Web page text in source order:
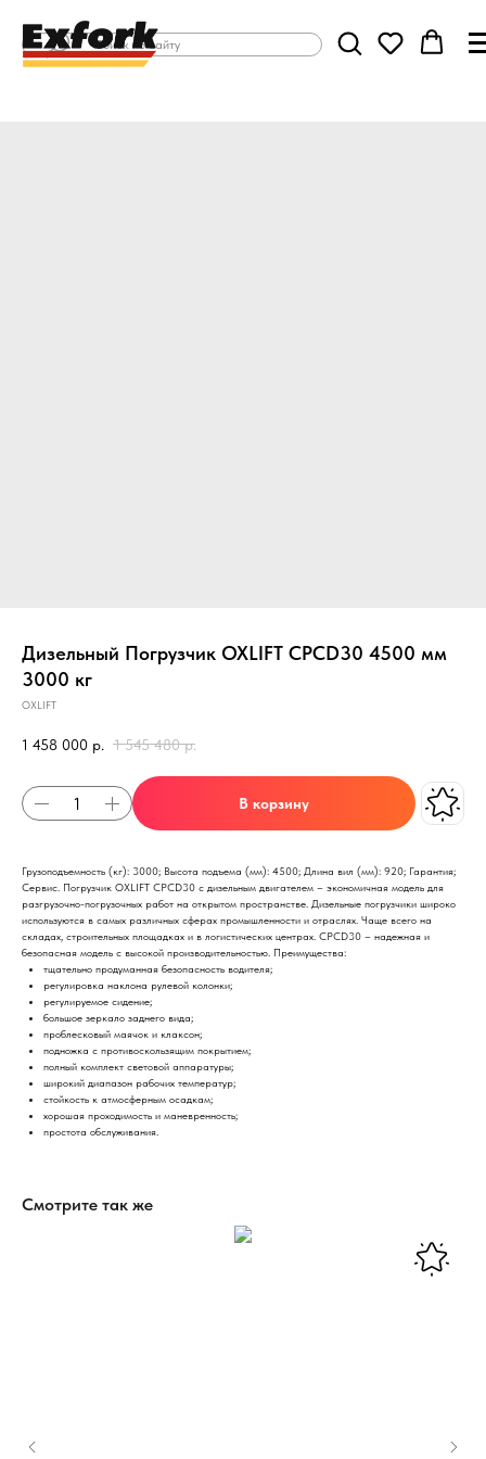
Дизельный Погрузчик OXLIFT CPCD30 4500 мм
3000 кг
OXLIFT
1 458 000 р. 1 545 480 р.
В корзину
Грузоподъемность (кг): 3000; Высота подъема (мм): 4500; Длина вил (мм): 920; Гарантия;
Сервис. Погрузчик OXLIFT CPCD30 с дизельным двигателем – экономичная модель для
разгрузочно-погрузочных работ на открытом пространстве. Дизельные погрузчики широко
используются в самых различных сферах промышленности и отраслях. Чаще всего на
складах, строительных площадках и в логистических центрах. CPCD30 – надежная и
безопасная модель с высокой производительностью. Преимущества:
тщательно продуманная безопасность водителя;
регулировка наклона рулевой колонки;
регулируемое сидение;
большое зеркало заднего вида;
проблесковый маячок и клаксон;
подножка с противоскользящим покрытием;
полный комплект световой аппаратуры;
широкий диапазон рабочих температур;
стойкость к атмосферным осадкам;
хорошая проходимость и маневренность;
простота обслуживания.
Смотрите так же